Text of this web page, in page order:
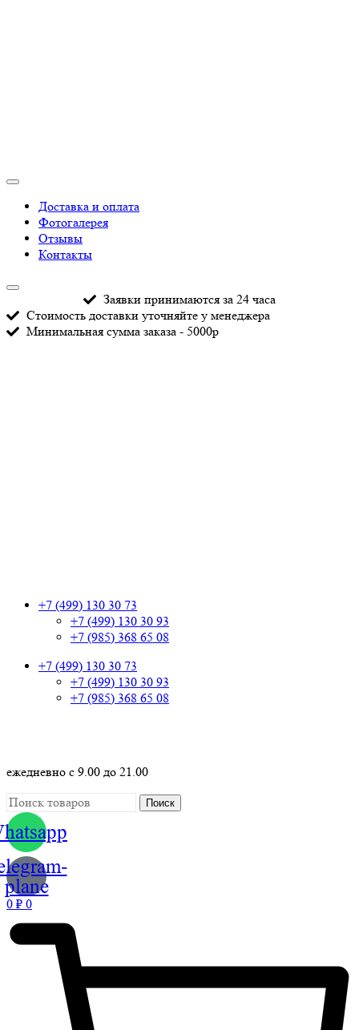
Доставка и оплата
Фотогалерея
Отзывы
Контакты
Заявки принимаются за 24 часа
Стоимость доставки уточняйте у менеджера
Минимальная сумма заказа - 5000р
+7 (499) 130 30 73
+7 (499) 130 30 93
+7 (985) 368 65 08
+7 (499) 130 30 73
+7 (499) 130 30 93
+7 (985) 368 65 08
ежедневно с 9.00 до 21.00
Поиск
plane
0 ₽ 0